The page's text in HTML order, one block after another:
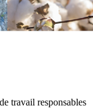
travail responsables